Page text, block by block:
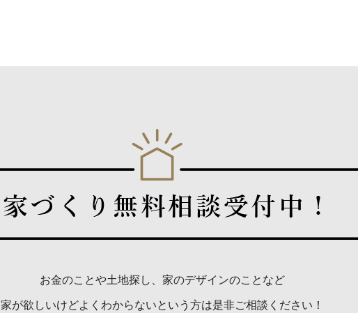
お金のことや土地探し、家のデザインのことなど
家が欲しいけどよくわからないという方は是非ご相談ください！